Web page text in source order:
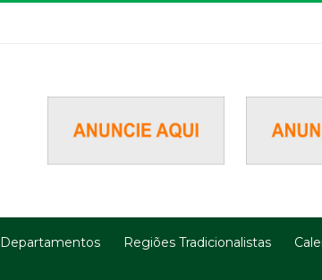
Departamentos Regiões Tradicionalistas